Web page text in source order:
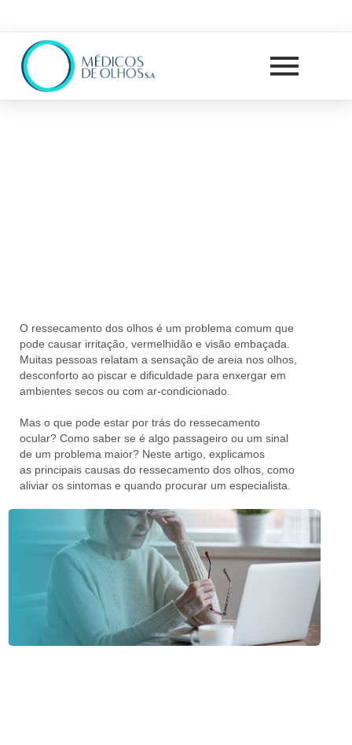
O ressecamento dos olhos é um problema comum que
pode causar irritação, vermelhidão e visão embaçada
Muitas pessoas relatam a sensação de areia nos olhos,
desconforto ao piscar e dificuldade para enxergar em
ambientes secos ou com ar-condicionado.
Mas o que pode estar por trás do ressecamento
ocular? Como saber se é algo passageiro ou um sinal
de um problema maior? Neste artigo, explicamos
as principais causas do ressecamento dos olhos , como
aliviar os sintomas e quando procurar um especialista.